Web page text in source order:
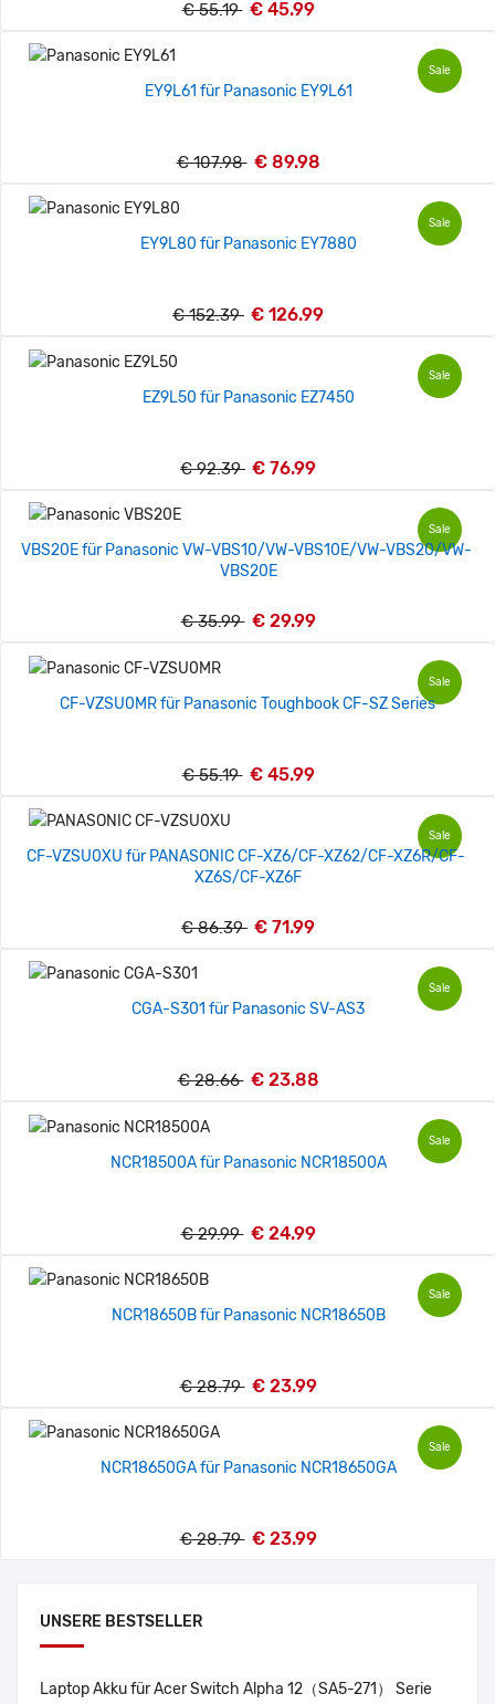
UNSERE BESTSELLER
Laptop Akku für Acer Switch Alpha 12（SA5-271） Serie
€ 55.19 € 45.99
Sale
EY9L61 für Panasonic EY9L61
€ 107.98 € 89.98
Sale
EY9L80 für Panasonic EY7880
€ 152.39 € 126.99
Sale
EZ9L50 für Panasonic EZ7450
€ 92.39 € 76.99
Sale
VBS20E für Panasonic VW-VBS10/VW-VBS10E/VW-VBS20/VW-
VBS20E
€ 35.99 € 29.99
Sale
CF-VZSU0MR für Panasonic Toughbook CF-SZ Series
€ 55.19 € 45.99
Sale
CF-VZSU0XU für PANASONIC CF-XZ6/CF-XZ62/CF-XZ6R/CF-
XZ6S/CF-XZ6F
€ 86.39 € 71.99
Sale
CGA-S301 für Panasonic SV-AS3
€ 28.66 € 23.88
Sale
NCR18500A für Panasonic NCR18500A
€ 29.99 € 24.99
Sale
NCR18650B für Panasonic NCR18650B
€ 28.79 € 23.99
Sale
NCR18650GA für Panasonic NCR18650GA
€ 28.79 € 23.99